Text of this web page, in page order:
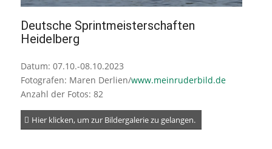
Deutsche Sprintmeisterschaften
Heidelberg
Datum: 07.10.-08.10.2023
Fotografen: Maren Derlien/www.meinruderbild.de
Anzahl der Fotos: 82
Hier klicken, um zur Bildergalerie zu gelangen.